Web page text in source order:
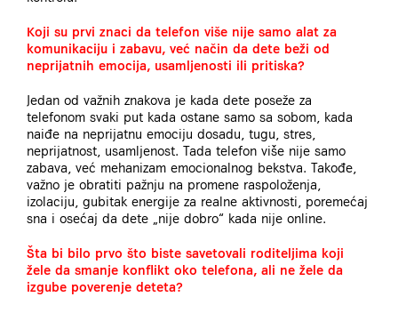
Koji su prvi znaci da telefon više nije samo alat za
komunikaciju i zabavu, već način da dete beži od
neprijatnih emocija, usamljenosti ili pritiska?
Jedan od važnih znakova je kada dete poseže za
telefonom svaki put kada ostane samo sa sobom, kada
naiđe na neprijatnu emociju dosadu, tugu, stres,
neprijatnost, usamljenost. Tada telefon više nije samo
zabava, već mehanizam emocionalnog bekstva. Takođe,
važno je obratiti pažnju na promene raspoloženja,
izolaciju, gubitak energije za realne aktivnosti, poremećaj
sna i osećaj da dete „nije dobro“ kada nije online.
Šta bi bilo prvo što biste savetovali roditeljima koji
žele da smanje konflikt oko telefona, ali ne žele da
izgube poverenje deteta?